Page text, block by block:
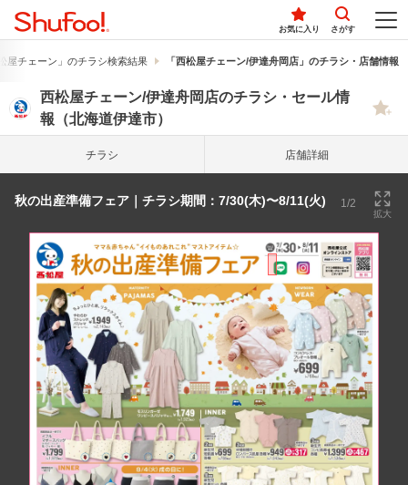
お気に入り さがす
屋チェーン」のチラシ検索結果 「西松屋チェーン/伊達舟岡店」のチラシ・店舗情報
西松屋チェーン/伊達舟岡店のチラシ・セール情
報（北海道伊達市）
チラシ 店舗詳細
秋の出産準備フェア｜チラシ期間：7/30(木)〜8/11(火) 1/2
拡大